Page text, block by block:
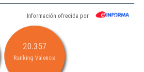
Información ofrecida por
20.357
Ranking Valencia